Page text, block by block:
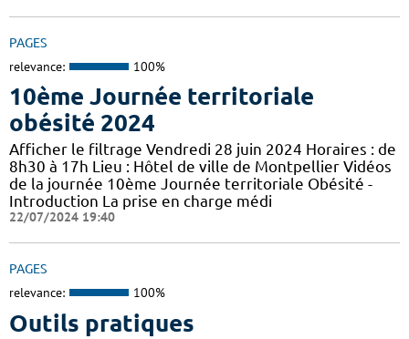
PAGES
relevance: 100%
10ème Journée territoriale
obésité 2024
Afficher le filtrage Vendredi 28 juin 2024 Horaires : de
8h30 à 17h Lieu : Hôtel de ville de Montpellier Vidéos
de la journée 10ème Journée territoriale Obésité -
Introduction La prise en charge médi
22/07/2024 19:40
PAGES
relevance: 100%
Outils pratiques